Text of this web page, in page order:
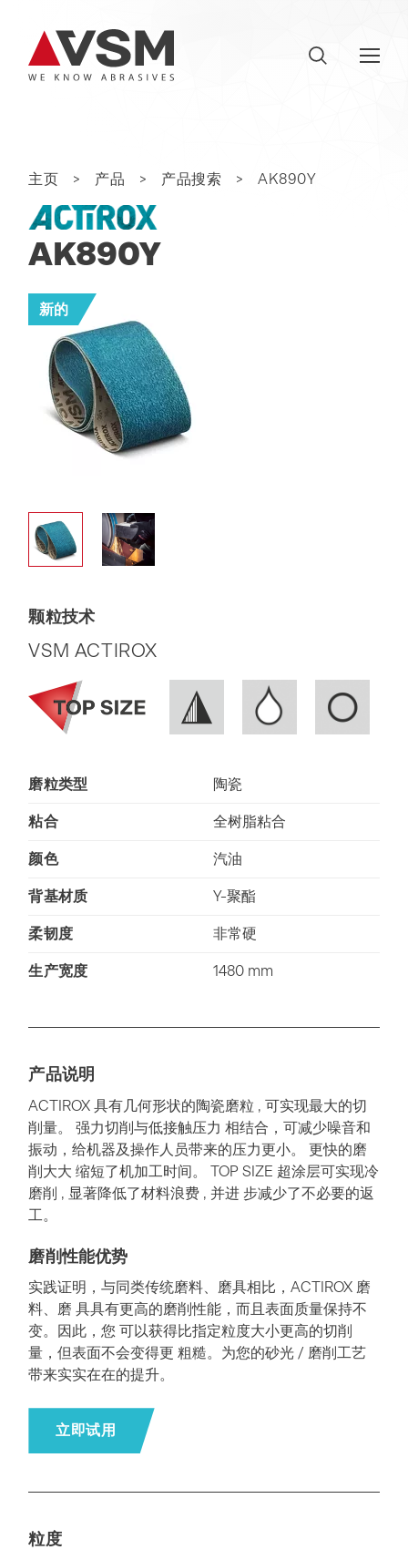
主页 产品 产品搜索 AK890Y
AK890Y
新的
颗粒技术
VSM ACTIROX
磨粒类型 陶瓷
粘合 全树脂粘合
颜色 汽油
背基材质 Y-聚酯
柔韧度 非常硬
生产宽度 1480 mm
产品说明
ACTIROX 具有几何形状的陶瓷磨粒 , 可实现最大的切
削量。 强力切削与低接触压力 相结合，可减少噪音和
振动，给机器及操作人员带来的压力更小。 更快的磨
削大大 缩短了机加工时间。 TOP SIZE 超涂层可实现冷
磨削 , 显著降低了材料浪费 , 并进 步减少了不必要的返
工。
磨削性能优势
实践证明，与同类传统磨料、磨具相比，ACTIROX 磨
料、磨 具具有更高的磨削性能，而且表面质量保持不
变。因此，您 可以获得比指定粒度大小更高的切削
量，但表面不会变得更 粗糙。为您的砂光 / 磨削工艺
带来实实在在的提升。
立即试用
粒度